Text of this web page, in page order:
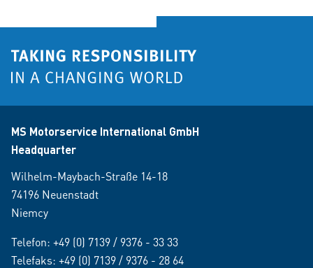
MS Motorservice International GmbH
Headquarter
Wilhelm-Maybach-Straße 14-18
74196 Neuenstadt
Niemcy
Telefon: +49 (0) 7139 / 9376 - 33 33
Telefaks: +49 (0) 7139 / 9376 - 28 64